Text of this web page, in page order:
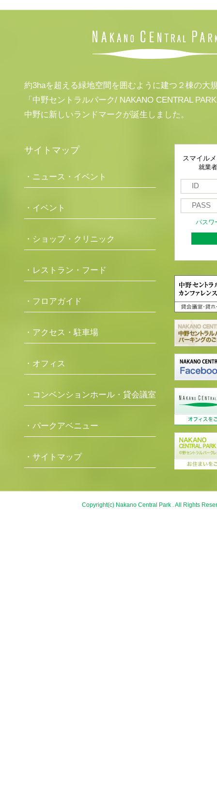
約3haを超える緑地空間を囲むように建つ２棟の大
「中野セントラルパーク/ NAKANO CENTRAL
中野に新しいランドマークが誕生しました。
サイトマップ
・ニュース・イベント
・イベント
・ショップ・クリニック
・レストラン・フード
・フロアガイド
・アクセス・駐車場
・オフィス
・コンベンションホール・貸会議室
・パークアベニュー
・サイトマップ
スマイル
就業
パスワ
Copyright(c) Nakano Central Park . All Rights